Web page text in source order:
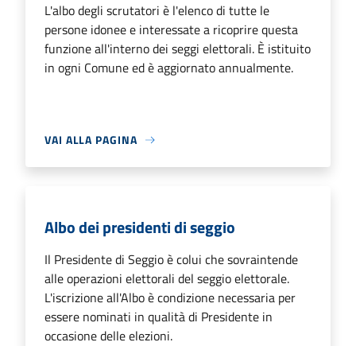
L'albo degli scrutatori è l'elenco di tutte le
persone idonee e interessate a ricoprire questa
funzione all'interno dei seggi elettorali. È istituito
in ogni Comune ed è aggiornato annualmente.
VAI ALLA PAGINA
Albo dei presidenti di seggio
Il Presidente di Seggio è colui che sovraintende
alle operazioni elettorali del seggio elettorale.
L'iscrizione all'Albo è condizione necessaria per
essere nominati in qualità di Presidente in
occasione delle elezioni.